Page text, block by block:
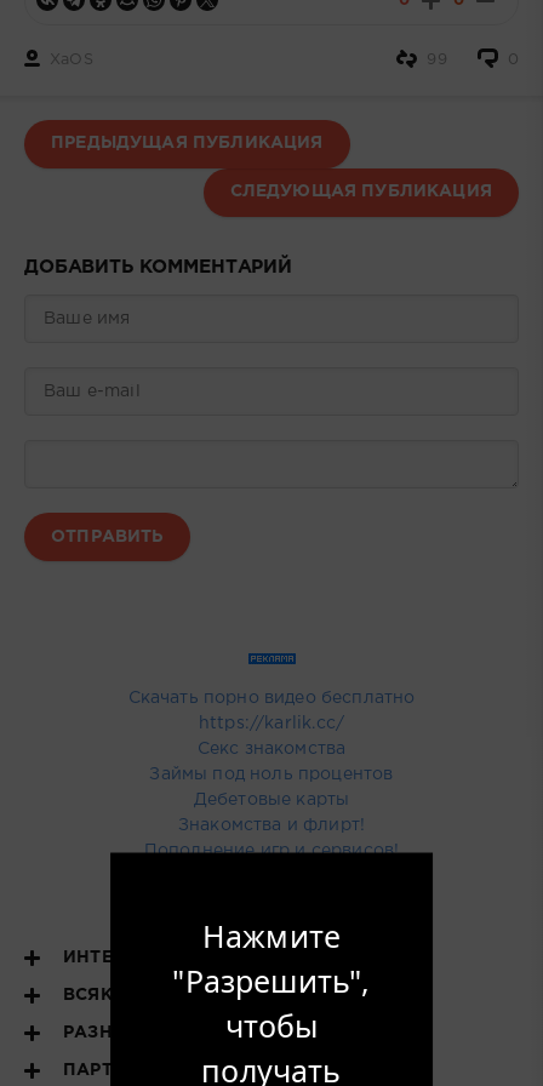
XaOS 0
99
ПРЕДЫДУЩАЯ ПУБЛИКАЦИЯ
СЛЕДУЮЩАЯ ПУБЛИКАЦИЯ
ДОБАВИТЬ КОММЕНТАРИЙ
ОТПРАВИТЬ
Скачать порно видео бесплатно
https://karlik.cc/
Секс знакомства
Займы под ноль процентов
Дебетовые карты
Знакомства и флирт!
Пополнение игр и сервисов!
ИНТЕРЕСНОЕ
ВСЯКОЕ РАЗНОЕ
РАЗНОЕ
ПАРТНЕРЫ
Нажмите
"Разрешить",
чтобы
получать